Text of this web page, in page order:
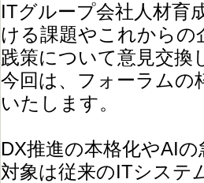
ITグループ会社人材育
ける課題やこれからの
践策について意見交換
今回は、フォーラムの
いたします。
DX推進の本格化やAI
対象は従来のITシステ